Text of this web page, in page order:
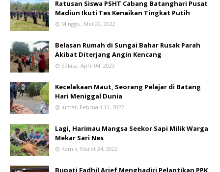
Ratusan Siswa PSHT Cabang Batanghari Pusat
Madiun Ikuti Tes Kenaikan Tingkat Putih
Minggu, Mei 29, 2022
Belasan Rumah di Sungai Bahar Rusak Parah
Akibat Diterjang Angin Kencang
Selasa, April 04, 2023
Kecelakaan Maut, Seorang Pelajar di Batang
Hari Meniggal Dunia
Jumat, Februari 11, 2022
Lagi, Harimau Mangsa Seekor Sapi Milik Warga
Mekar Sari Nes
Kamis, Maret 24, 2022
Bupati Fadhil Arief Menghadiri Pelantikan PPK